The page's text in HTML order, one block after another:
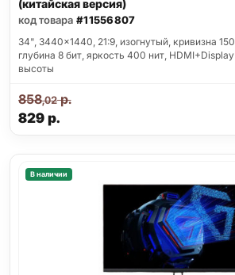
(китайская версия)
код товара #11556807
34", 3440x1440, 21:9, изогнутый, кривизна
глубина 8 бит, яркость 400 нит,
высоты
829р.
858,02р.
В наличии